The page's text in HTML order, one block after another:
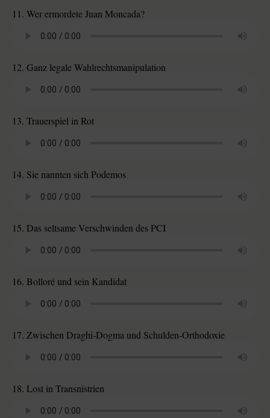
11. Wer ermordete Juan Moncada?
12. Ganz legale Wahlrechtsmanipulation
13. Trauerspiel in Rot
14. Sie nannten sich Podemos
15. Das seltsame Verschwinden des PCI
16. Bolloré und sein Kandidat
17. Zwischen Draghi-Dogma und Schulden-Orthodoxie
18. Lost in Transnistrien